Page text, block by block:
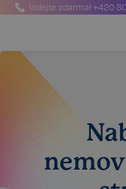
Volejte zdarma!+420